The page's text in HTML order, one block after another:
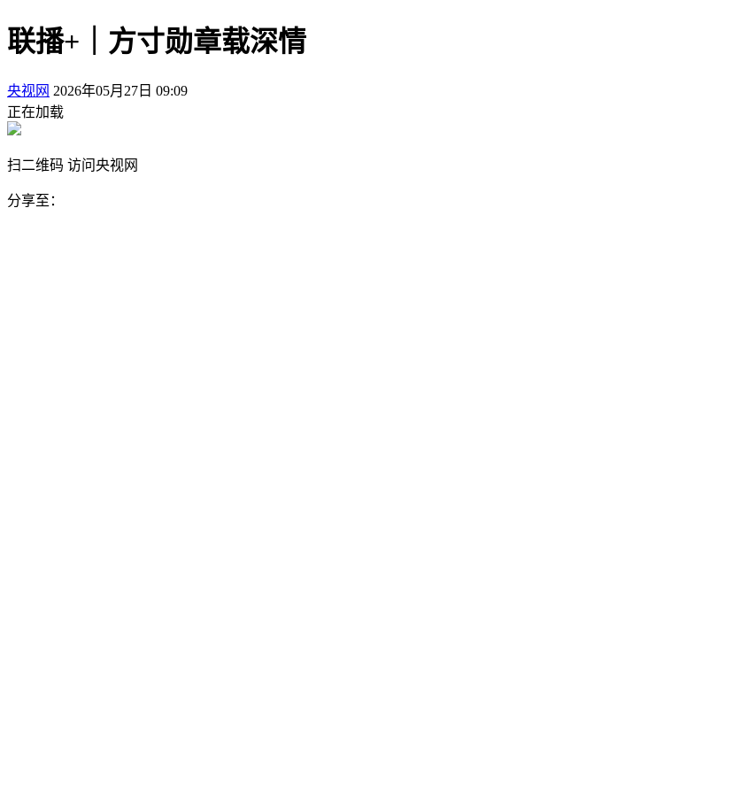
联播+｜方寸勋章载深情
央视网 2026年05月27日 09:09
正在加载
扫二维码 访问央视网
分享至：